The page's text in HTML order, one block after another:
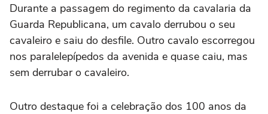
Durante a passagem do regimento da cavalaria da
Guarda Republicana, um cavalo derrubou o seu
cavaleiro e saiu do desfile. Outro cavalo escorregou
nos paralelepípedos da avenida e quase caiu, mas
sem derrubar o cavaleiro.
Outro destaque foi a celebração dos 100 anos da